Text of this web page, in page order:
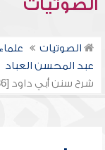
الصوتيات
الصوتيات
عبد المحسن العباد
شرح سنن أبي داود [236]